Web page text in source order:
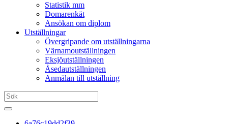
Statistik mm
Domarenkät
Ansökan om diplom
Utställningar
Övergripande om utställningarna
Värnamoutställningen
Eksjöutställningen
Åsedautställningen
Anmälan till utställning